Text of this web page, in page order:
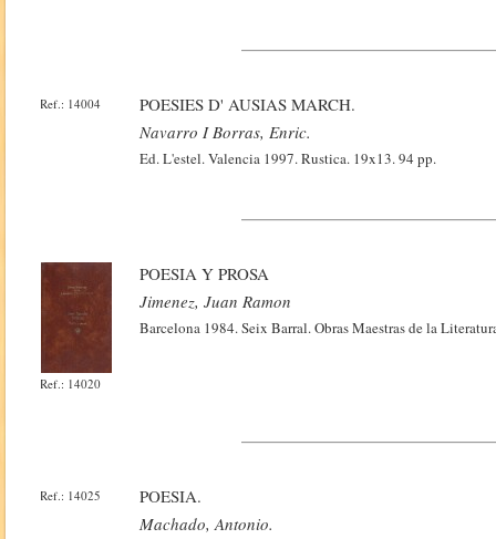
Ref.: 14004
POESIES D' AUSIAS MARCH.
Navarro I Borras, Enric.
Ed. L'estel. Valencia 1997. Rustica. 19x13. 94 pp.
Ref.: 14020
POESIA Y PROSA
Jimenez, Juan Ramon
Barcelona 1984. Seix Barral. Obras Maestras de la
Ref.: 14025
POESIA.
Machado, Antonio.